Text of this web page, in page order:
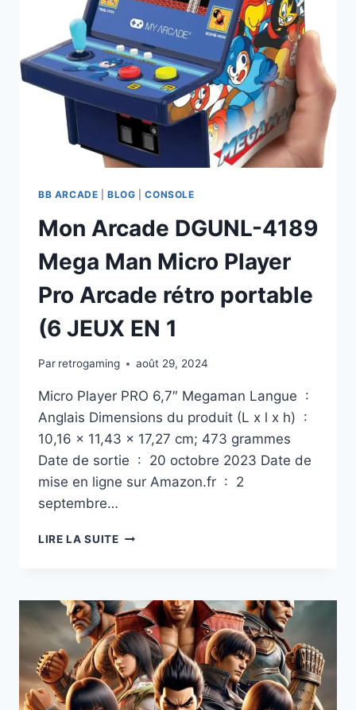
CONSOLE
DE
JEU
?
BB ARCADE |BLOG |CONSOLE
Mon Arcade DGUNL-4189
Mega Man Micro Player
Pro Arcade rétro portable
(6 JEUX EN 1
Par retrogaming août 29, 2024
Micro Player PRO 6,7″ Megaman Langue ‏ : ‎
Anglais Dimensions du produit (L x l x h) ‏ : ‎
10,16 x 11,43 x 17,27 cm; 473 grammes
Date de sortie ‏ : ‎ 20 octobre 2023 Date de
mise en ligne sur Amazon.fr ‏ : ‎ 2
septembre…
LIRE LA SUITEMON
MEGA
MAN
MICRO
PLAYER
PRO
ARCADE
RÉTRO